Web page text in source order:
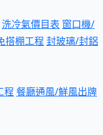
洗冷氣價目表 窗口機/
搭棚工程 封玻璃/封鋁
程 餐廳通風/鮮風出牌